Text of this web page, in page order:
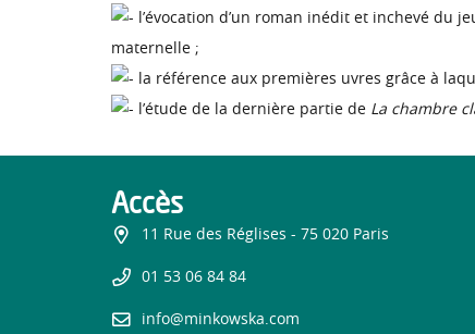
l’évocation d’un roman inédit et inchevé du
maternelle ;
la référence aux premières uvres grâce à
l’étude de la dernière partie de La chambre
Accès
11 Rue des Réglises - 75 020 Paris
01 53 06 84 84
info@minkowska.com